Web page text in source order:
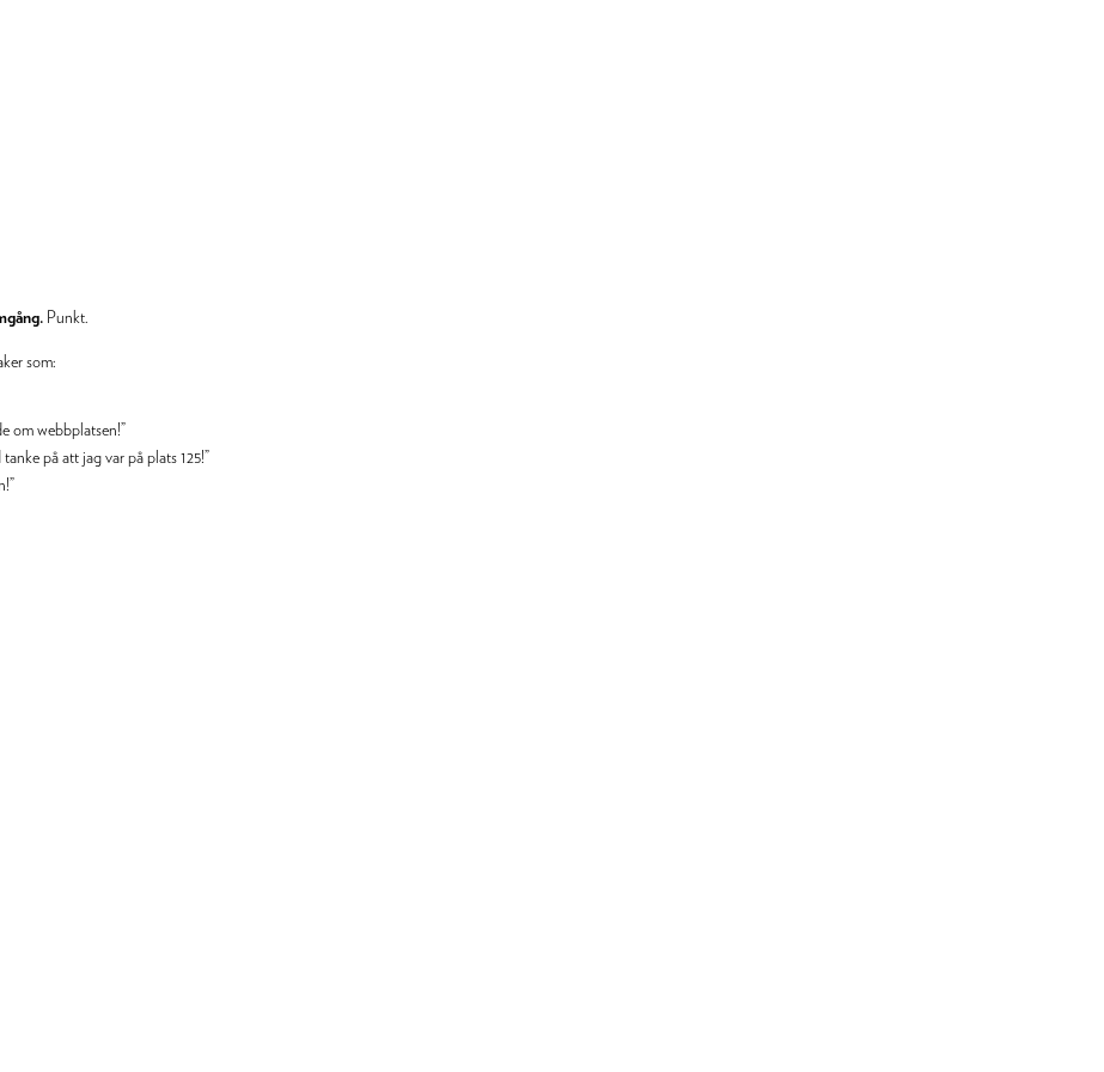
Punkt.
som:
om webbplatsen!”
på att jag var på plats 125!”